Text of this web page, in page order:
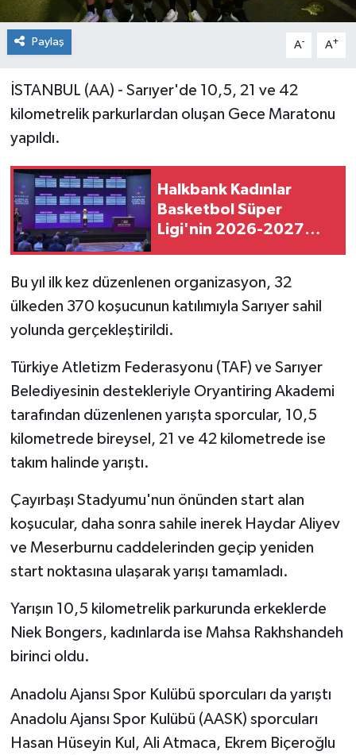
Paylaş A- A+
İSTANBUL (AA) - Sarıyer'de 10,5, 21 ve 42
kilometrelik parkurlardan oluşan Gece Maratonu
yapıldı.
Halkbank Kadınlar
Basketbol Süper
Ligi'nin 2026-2027
Bu yıl ilk kez düzenlenen organizasyon, 32
ülkeden 370 koşucunun katılımıyla Sarıyer sahil
yolunda gerçekleştirildi.
Türkiye Atletizm Federasyonu (TAF) ve Sarıyer
Belediyesinin destekleriyle Oryantiring Akademi
tarafından düzenlenen yarışta sporcular, 10,5
kilometrede bireysel, 21 ve 42 kilometrede ise
takım halinde yarıştı.
Çayırbaşı Stadyumu'nun önünden start alan
koşucular, daha sonra sahile inerek Haydar Aliyev
ve Meserburnu caddelerinden geçip yeniden
start noktasına ulaşarak yarışı tamamladı.
Yarışın 10,5 kilometrelik parkurunda erkeklerde
Niek Bongers, kadınlarda ise Mahsa Rakhshandeh
birinci oldu.
Anadolu Ajansı Spor Kulübü sporcuları da yarıştı
Anadolu Ajansı Spor Kulübü (AASK) sporcuları
Hasan Hüseyin Kul, Ali Atmaca, Ekrem Biçeroğlu